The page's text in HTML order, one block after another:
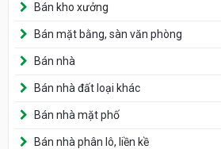
Bán kho xưởng
Bán mặt bằng, sàn văn phòng
Bán nhà
Bán nhà đất loại khác
Bán nhà mặt phố
Bán nhà phân lô, liền kề